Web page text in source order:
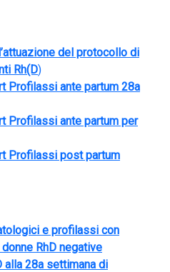
del protocollo di
Rh(D)
Profilassi ante partum 28a
Profilassi ante partum per
Profilassi post partum
e profilassi con
RhD negative
alla 28a settimana di